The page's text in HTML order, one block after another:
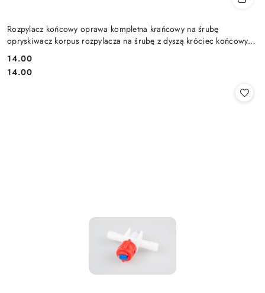
Rozpylacz końcowy oprawa kompletna krańcowy na śrubę
opryskiwacz korpus rozpylacza na śrubę z dyszą króciec końcowy
Cena:
14.00
Cena:
14.00